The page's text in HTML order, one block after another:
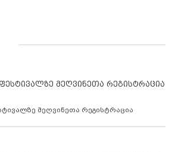
მეღვინეთა რეგისტრაცია
მეღვინეთა რეგისტრაცია